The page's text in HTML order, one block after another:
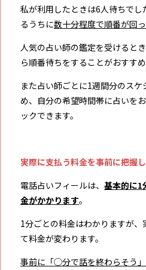
私が利用したときは6人待ちで
るうちに数十分程度で順番が回
人気の占い師の鑑定を受けると
ら順番待ちをすることがおすすめ
また占い師ごとに1週間分のス
め、自分の希望時間帯に占いを
ックできます。
実際に支払う料金を事前に把握
電話占いフィールは、 基本的に1
金がかかります。
1分ごとの料金はわかりますが
て料金が変わります。
事前に「◯分で話を終わらそう